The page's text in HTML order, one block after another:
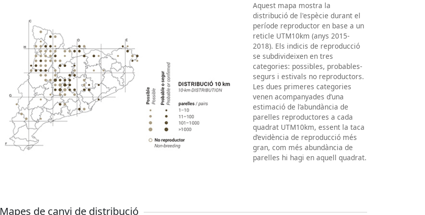
Aquest mapa mostra la
distribució de l'espècie durant el
període reproductor en base a un
reticle UTM10km (anys 2015-
2018). Els indicis de reproducció
se subdivideixen en tres
categories: possibles, probables-
segurs i estivals no reproductors.
Les dues primeres categories
venen acompanyades d’una
estimació de l’abundància de
parelles reproductores a cada
quadrat UTM10km, essent la taca
d’evidència de reproducció més
gran, com més abundància de
parelles hi hagi en aquell quadrat.
Mapes de canvi de distribució